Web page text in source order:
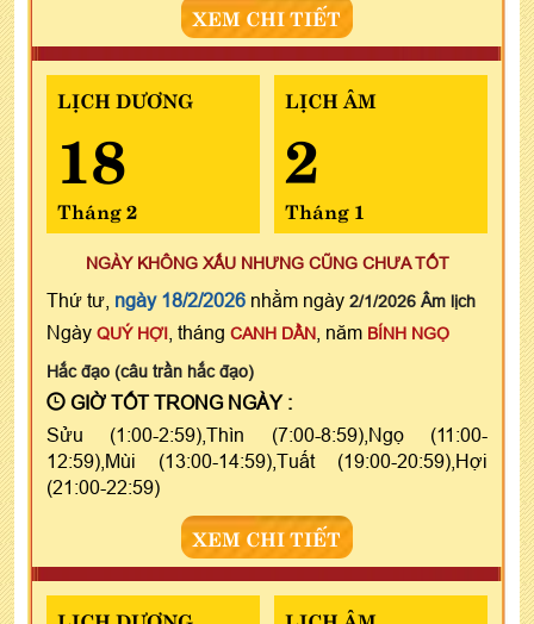
XEM CHI TIẾT
LỊCH DƯƠNG
18
Tháng 2
LỊCH ÂM
2
Tháng 1
NGÀY KHÔNG XẤU NHƯNG CŨNG CHƯA TỐT
Thứ tư, ngày 18/2/2026 nhằm ngày 2/1/2026 Âm lịch
Ngày QUÝ HỢI , tháng CANH DẦN , năm BÍNH NGỌ
Hắc đạo (câu trần hắc đạo)
GIỜ TỐT TRONG NGÀY :
Sửu (1:00-2:59),Thìn (7:00-8:59),Ngọ (11:00-
12:59),Mùi (13:00-14:59),Tuất (19:00-20:59),Hợi
(21:00-22:59)
XEM CHI TIẾT